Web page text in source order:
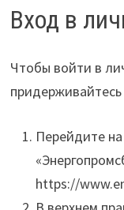
Вход в
Чтобы войти в
Перейдите
https://